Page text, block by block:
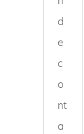
d
e
c
o
nt
a